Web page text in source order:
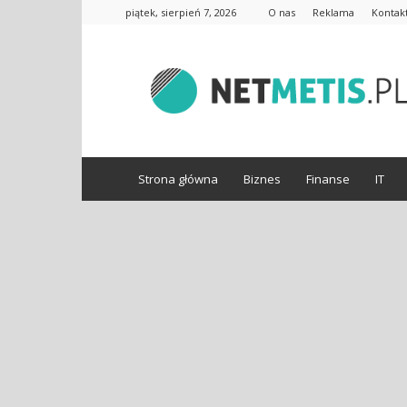
piątek, sierpień 7, 2026 O nas Reklama
Strona główna Biznes Finanse IT